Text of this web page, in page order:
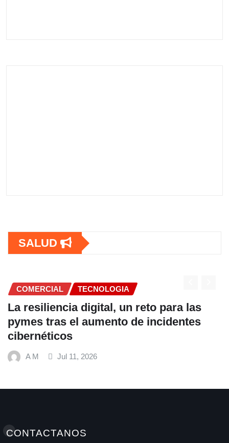
SALUD
COMERCIAL TECNOLOGIA
La resiliencia digital, un reto para las
pymes tras el aumento de incidentes
cibernéticos
A M Jul 11, 2026
CONTACTANOS